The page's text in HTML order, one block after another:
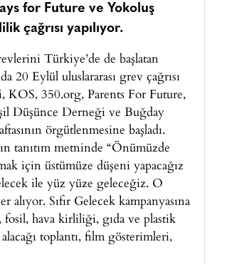
for Future ve Yokoluş
çağrısı yapılıyor.
Türkiye’de de başlatan
20 Eylül uluslararası grev çağrısı
KOS, 350.org, Parents For Future,
Düşünce Derneği ve Buğday
örgütlenmesine başladı.
tanıtım metninde “Önümüzde
için üstümüze düşeni yapacağız
ile yüz yüze geleceğiz. O
alıyor. Sıfır Gelecek kampanyasına
fosil, hava kirliliği, gıda ve plastik
toplantı, film gösterimleri,